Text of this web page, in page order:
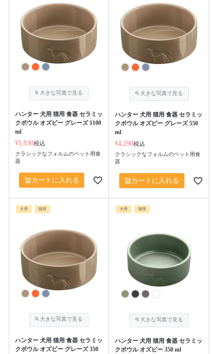
ハンター 犬用 猫用 食器 セラミッ
クボウル オズビー グレーズ 1100
ml
¥5,830税込
クラシックなフォルムのペット用食
器
カートに入れる
ハンター 犬用 猫用 食器 セラミッ
クボウル オズビー グレーズ 550
ml
¥4,290税込
クラシックなフォルムのペット用食
器
カートに入れる
犬用 猫用
ハンター 犬用 猫用 食器 セラミッ
クボウル オズビー グレーズ 350
犬用 猫用
ハンター 犬用 猫用 食器 セラミッ
クボウル オズビー 350 ml